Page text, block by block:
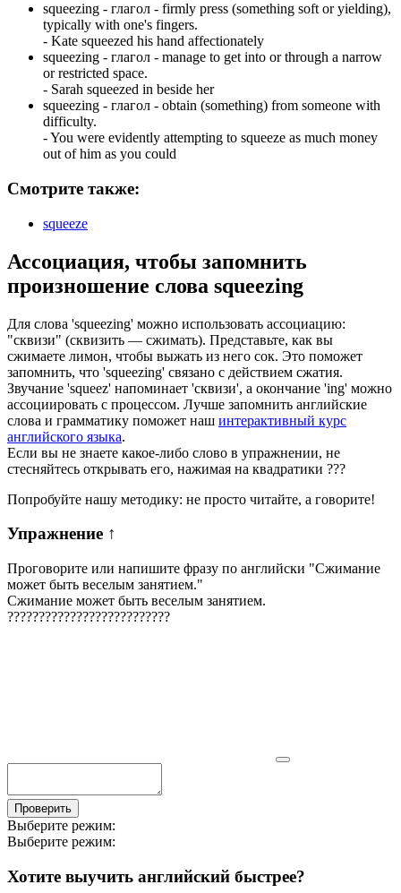
squeezing - глагол - firmly press (something soft or yielding),
typically with one's fingers.
- Kate squeezed his hand affectionately
squeezing - глагол - manage to get into or through a narrow
or restricted space.
- Sarah squeezed in beside her
squeezing - глагол - obtain (something) from someone with
difficulty.
-You were evidently attempting to squeeze as much money
out of him as you could
Смотрите также:
squeeze
Ассоциация, чтобы запомнить
произношение слова squeezing
Для слова 'squeezing' можно использовать ассоциацию:
"сквизи" (сквизить — сжимать). Представьте, как вы
сжимаете лимон, чтобы выжать из него сок. Это поможет
запомнить, что 'squeezing' связано с действием сжатия.
Звучание 'squeez' напоминает 'сквизи', а окончание 'ing' можно
ассоциировать с процессом. Лучше запомнить английские
слова и грамматику поможет наш интерактивный курс
английского языка.
Если вы не знаете какое-либо слово в упражнении, не
стесняйтесь открывать его, нажимая на квадратики ???
Попробуйте нашу методику: не просто читайте, а говорите!
Упражнение ↑
Проговорите или напишите фразу по английски "Сжимание
может быть веселым занятием."
Сжимание может быть веселым занятием.
??????????????????????????
Проверить
Выберите режим:
Выберите режим:
Хотите выучить английский быстрее?